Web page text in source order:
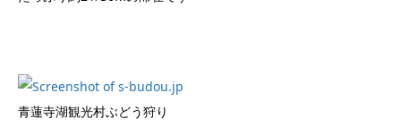
青蓮寺湖観光村ぶどう狩り